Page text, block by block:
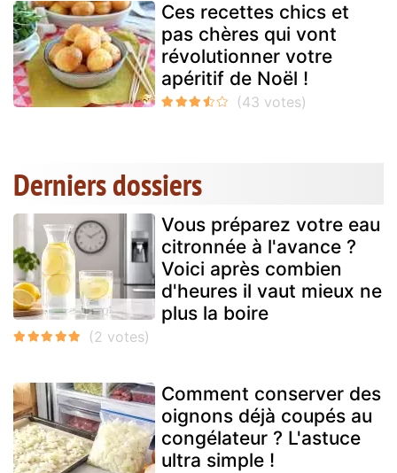
Ces recettes chics et
pas chères qui vont
révolutionner votre
apéritif de Noël !
Derniers dossiers
Vous préparez votre eau
citronnée à l'avance ?
Voici après combien
d'heures il vaut mieux ne
plus la boire
Comment conserver des
oignons déjà coupés au
congélateur ? L'astuce
ultra simple !